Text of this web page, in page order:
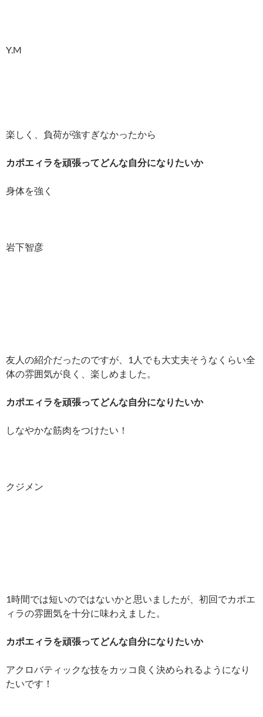
Y.M
楽しく、負荷が強すぎなかったから
カポエィラを頑張ってどんな自分になりたいか
身体を強く
岩下智彦
友人の紹介だったのですが、1人でも大丈夫そうなくらい全
体の雰囲気が良く、楽しめました。
カポエィラを頑張ってどんな自分になりたいか
しなやかな筋肉をつけたい！
クジメン
1時間では短いのではないかと思いましたが、初回でカポエ
ィラの雰囲気を十分に味わえました。
カポエィラを頑張ってどんな自分になりたいか
アクロバティックな技をカッコ良く決められるようになり
たいです！